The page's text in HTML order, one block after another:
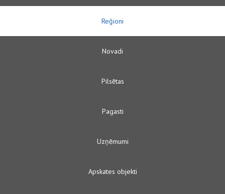
Reģioni
Novadi
Pilsētas
Pagasti
Uzņēmumi
Apskates objekti